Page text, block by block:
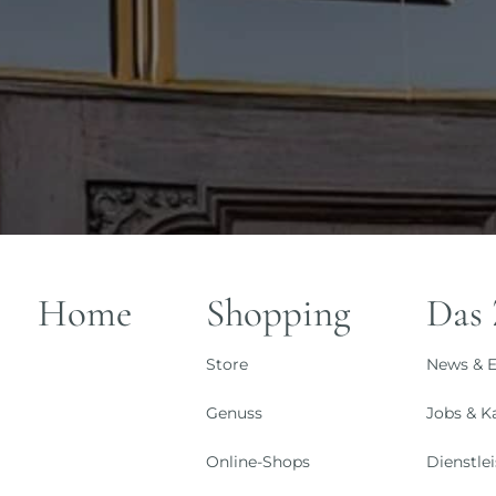
Home Shopping
Store
Genuss
Online-Shops
News &
Jobs &